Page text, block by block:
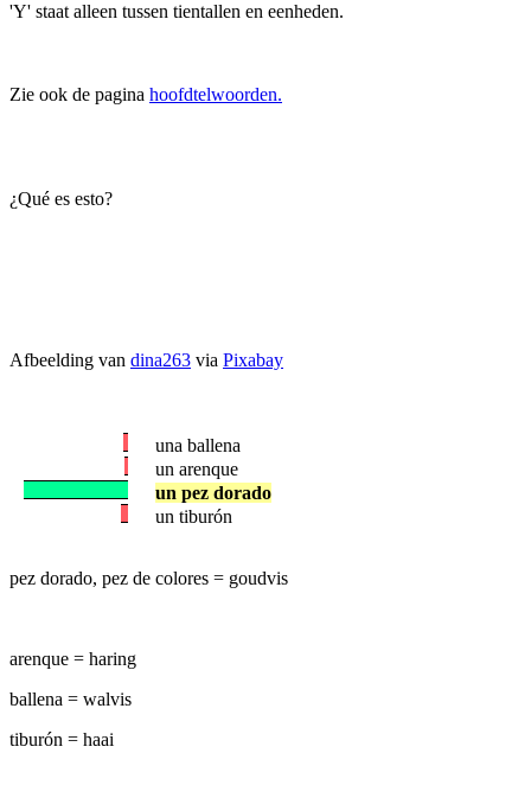
'Y' staat alleen tussen tientallen en eenheden.
Zie ook de pagina hoofdtelwoorden.
¿Qué es esto?
Afbeelding van dina263 via Pixabay
una ballena
un arenque
un pez dorado
un tiburón
pez dorado, pez de colores = goudvis
arenque = haring
ballena = walvis
tiburón = haai